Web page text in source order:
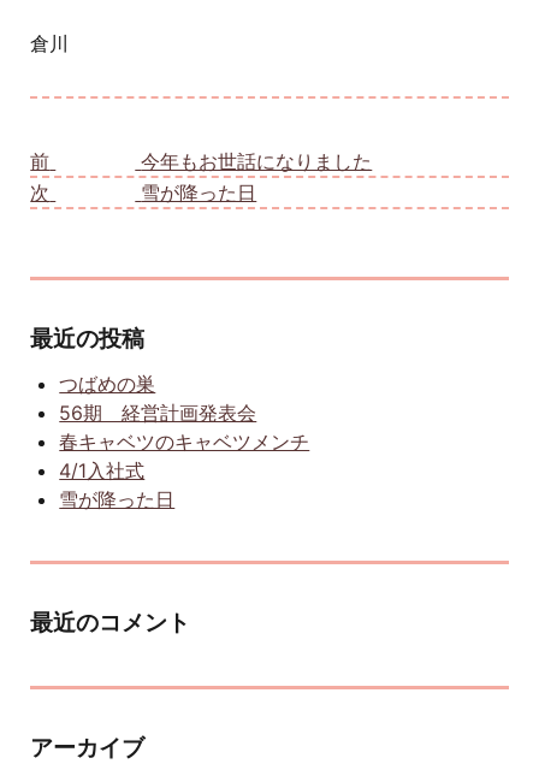
倉川
前
今年もお世話になりました
次
雪が降った日
最近の投稿
つばめの巣
56期 経営計画発表会
春キャベツのキャベツメンチ
4/1入社式
雪が降った日
最近のコメント
アーカイブ